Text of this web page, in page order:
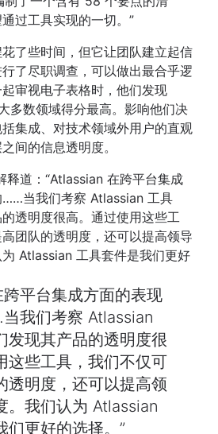
过工具实现的一切。”
了些时间，但它让团队建立起信
了尽职调查，可以做出最合乎逻
审视电子表格时，他们发现
多数领域得分最高。影响他们决
集成、对技术领域外用户的直观
间的信息透明度。
道：“Atlassian 在跨平台集成
……当我们考察 Atlassian 工具
透明度很高。通过使用这些工
团队的透明度，还可以提高领导
Atlassian 工具套件是我们更好
平台集成方面的表现
我们考察 Atlassian
发现其产品的透明度很
这些工具，我们不仅可
透明度，还可以提高领
。我们认为 Atlassian
更好的选择。